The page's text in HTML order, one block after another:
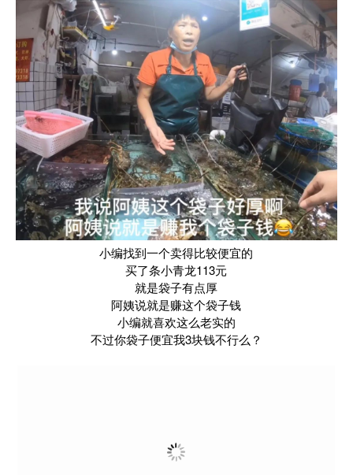
小编找到一个卖得比较便宜的
买了条小青龙113元
就是袋子有点厚
阿姨说就是赚这个袋子钱
小编就喜欢这么老实的
不过你袋子便宜我3块钱不行么？